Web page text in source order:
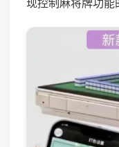
现控制麻将牌功能